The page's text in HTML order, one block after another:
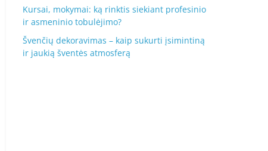
Kursai, mokymai: ką rinktis siekiant profesinio
ir asmeninio tobulėjimo?
Švenčių dekoravimas – kaip sukurti įsimintiną
ir jaukią šventės atmosferą